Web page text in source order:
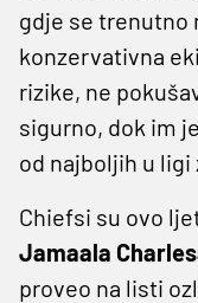
gdje se trenutno
konzervativna
rizike, ne
sigurno, dok im
od najboljih u
Chiefsi su ovo
Jamaala
proveo na listi